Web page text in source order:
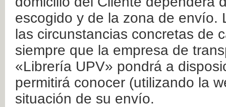
escogido y de la zona de envío.
las circunstancias concretas de
siempre que la empresa de
«Librería UPV» pondrá a
permitirá conocer (utilizando la
situación de su envío.